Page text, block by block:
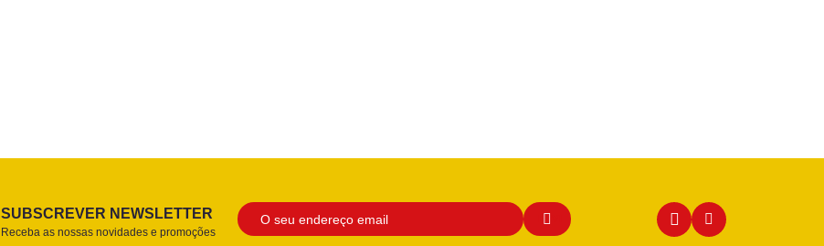
SUBSCREVER NEWSLETTER
Receba as nossas novidades e promoções